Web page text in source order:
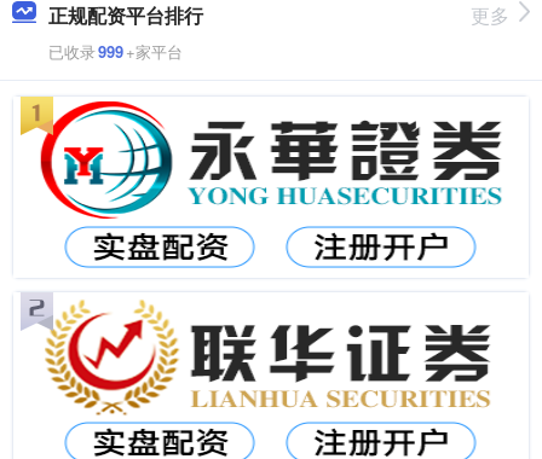
正规配资平台排行
已收录999+家平台
更多